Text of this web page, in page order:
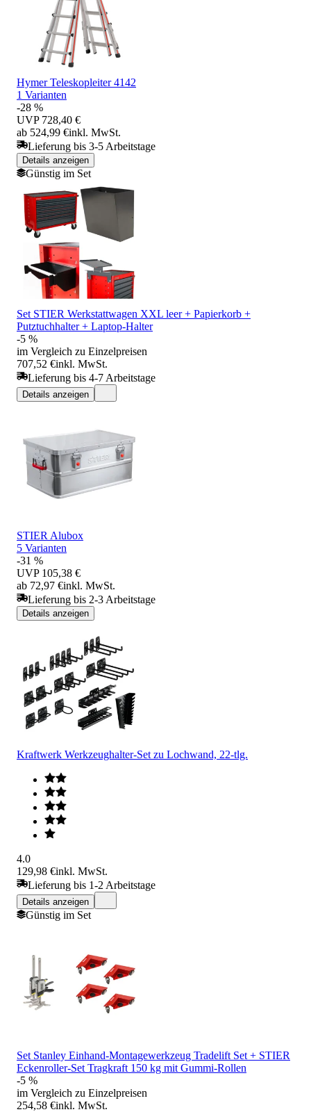
Hymer Teleskopleiter 4142
1 Varianten
-28 %
UVP 728,40 €
ab 524,99 €inkl. MwSt.
Lieferung bis 3-5 Arbeitstage
Details anzeigen
Günstig im Set
Set STIER Werkstattwagen XXL leer + Papierkorb +
Putztuchhalter + Laptop-Halter
-5 %
im Vergleich zu Einzelpreisen
707,52 €inkl. MwSt.
Lieferung bis 4-7 Arbeitstage
Details anzeigen
STIER Alubox
5 Varianten
-31 %
UVP 105,38 €
ab 72,97 €inkl. MwSt.
Lieferung bis 2-3 Arbeitstage
Details anzeigen
Kraftwerk Werkzeughalter-Set zu Lochwand, 22-tlg.
4.0
129,98 €inkl. MwSt.
Lieferung bis 1-2 Arbeitstage
Details anzeigen
Günstig im Set
Set Stanley Einhand-Montagewerkzeug Tradelift Set + STIER
Eckenroller-Set Tragkraft 150 kg mit Gummi-Rollen
-5 %
im Vergleich zu Einzelpreisen
254,58 €inkl. MwSt.